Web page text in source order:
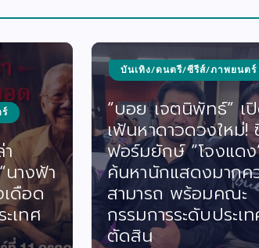
นางฟ้า
ดือด
เทศ
บันเทิง/ดนตรี/ซีรีส์/ภาพยนตร์
“บอย เจตนิพัทธ์” เ
เฟ้นหาดาวดวงใหม่!
ฟอร์มยักษ์ “โจงแดง
ค้นหานักแสดงมากค
สามารถ พร้อมคณะ
กรรมการระดับประเ
ตัดสิน